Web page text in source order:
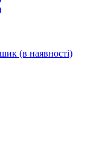
(в наявності)